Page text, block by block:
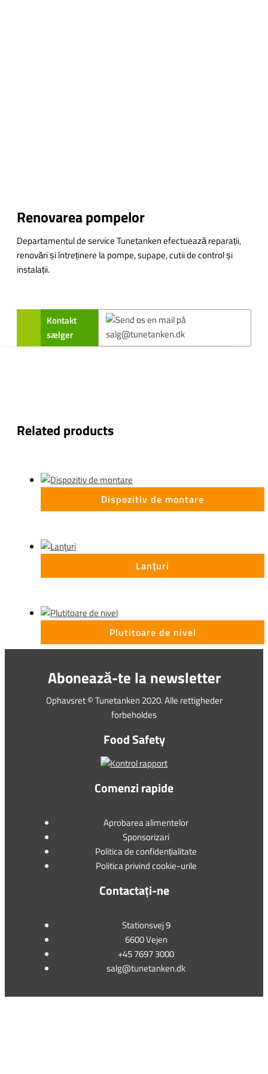
Renovarea pompelor
Departamentul de service Tunetanken efectuează reparații,
renovări și întreținere la pompe, supape, cutii de control și
instalații.
Kontakt
sælger
Related products
Dispozitiv de montare
Lanţuri
Plutitoare de nivel
Abonează-te la newsletter
Ophavsret © Tunetanken 2020. Alle rettigheder
forbeholdes
Food Safety
Comenzi rapide
Aprobarea alimentelor
Sponsorizari
Politica de confidențialitate
Politica privind cookie-urile
Contactați-ne
Stationsvej 9
6600 Vejen
+45 7697 3000
salg@tunetanken.dk